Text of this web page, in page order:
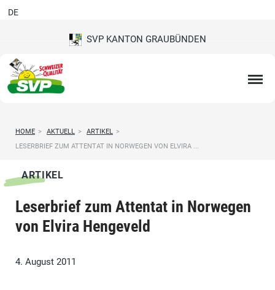
SVP KANTON GRAUBÜNDEN
DE
HOME > AKTUELL > ARTIKEL >
LESERBRIEF ZUM ATTENTAT IN NORWEGEN VON ELVIRA ...
ARTIKEL
Leserbrief zum Attentat in Norwegen
von Elvira Hengeveld
4. August 2011